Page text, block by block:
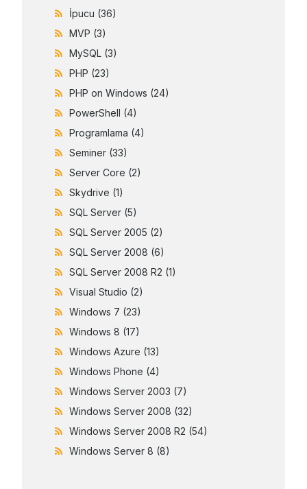
İpucu (36)
MVP (3)
MySQL (3)
PHP (23)
PHP on Windows (24)
PowerShell (4)
Programlama (4)
Seminer (33)
Server Core (2)
Skydrive (1)
SQL Server (5)
SQL Server 2005 (2)
SQL Server 2008 (6)
SQL Server 2008 R2 (1)
Visual Studio (2)
Windows 7 (23)
Windows 8 (17)
Windows Azure (13)
Windows Phone (4)
Windows Server 2003 (7)
Windows Server 2008 (32)
Windows Server 2008 R2 (54)
Windows Server 8 (8)